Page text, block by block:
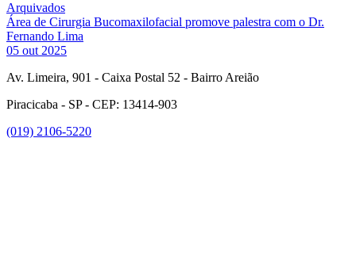
Arquivados
Área de Cirurgia Bucomaxilofacial promove palestra com o Dr.
Fernando Lima
05 out 2025
Av. Limeira, 901 - Caixa Postal 52 - Bairro Areião
Piracicaba - SP - CEP: 13414-903
(019) 2106-5220